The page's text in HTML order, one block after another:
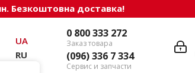
Безкоштовна доставка!
0 800 333 272
Заказ товара
(096) 336 7 334
Сервис и запчасти
UA
RU